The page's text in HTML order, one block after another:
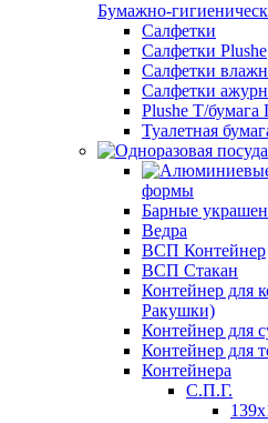
Бумажно-
Салфетки
Салфетки Plushe
Салфетки
Салфетки
Plushe Т/
Туалетная
формы
Барные
Ведра
ВСП Контейнер
ВСП Стакан
Контейнер для
Ракушки)
Контейнер для
Контейнер для
Контейнера
С.П.Г.